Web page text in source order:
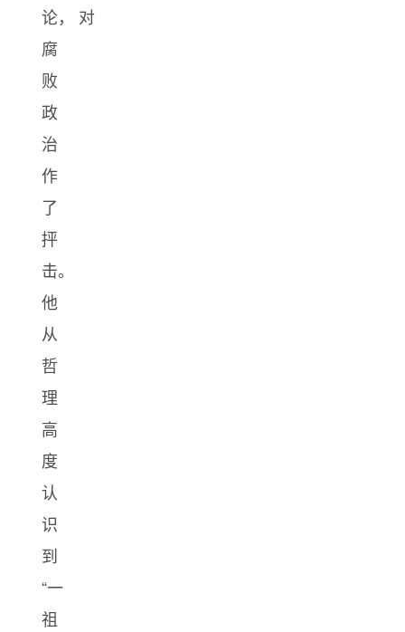
论， 对
腐
败
政
治
作
了
抨
击。
他
从
哲
理
高
度
认
识
到
“一
祖